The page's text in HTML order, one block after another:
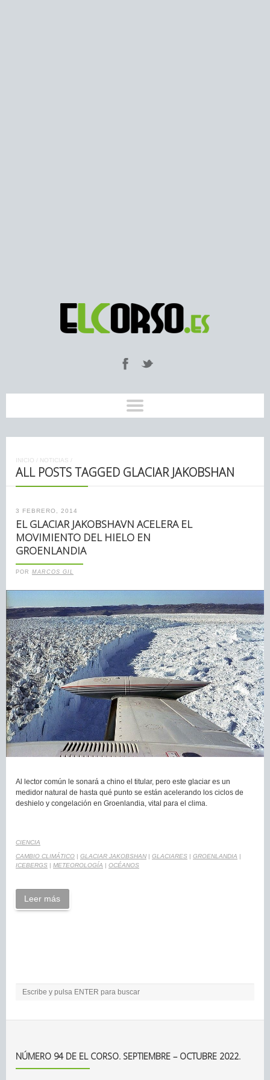
INICIO / NOTICIAS /
ALL POSTS TAGGED GLACIAR JAKOBSHAN
3 FEBRERO, 2014
EL GLACIAR JAKOBSHAVN ACELERA EL
MOVIMIENTO DEL HIELO EN
GROENLANDIA
POR MARCOS GIL
Al lector común le sonará a chino el titular, pero este glaciar es un
medidor natural de hasta qué punto se están acelerando los ciclos de
deshielo y congelación en Groenlandia, vital para el clima.
CIENCIA
CAMBIO CLIMÁTICO | GLACIAR JAKOBSHAN | GLACIARES | GROENLANDIA |
ICEBERGS | METEOROLOGÍA | OCÉANOS
Leer más
NÚMERO 94 DE EL CORSO. SEPTIEMBRE – OCTUBRE 2022.